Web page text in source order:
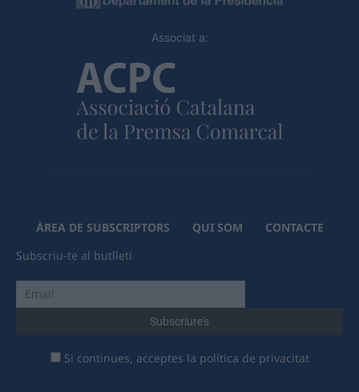
Associat a:
ÀREA DE SUBSCRIPTORS QUI SOM
CONTACTE
Subscriu-te al butlletí
Si continues, acceptes la política de privacitat